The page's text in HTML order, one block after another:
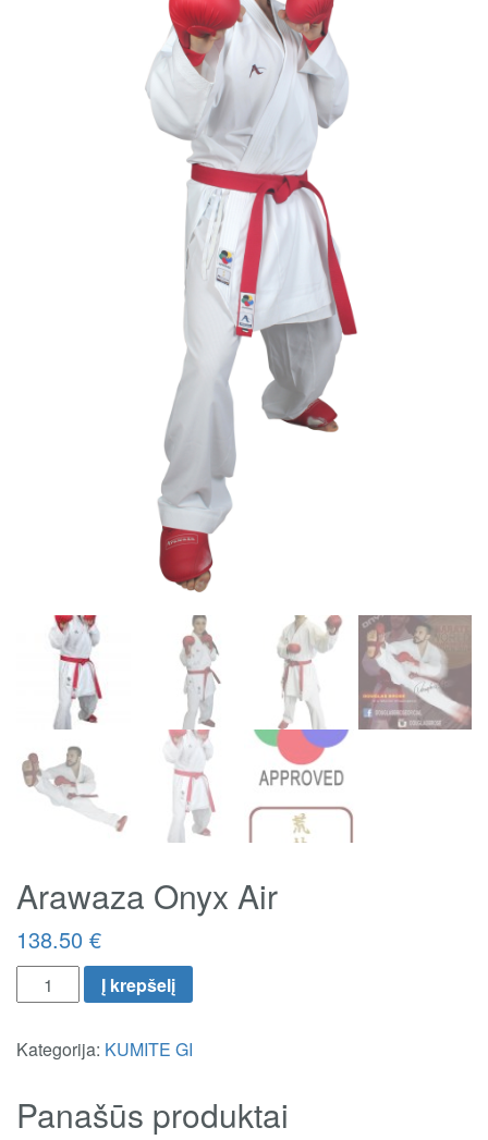
Arawaza Onyx Air
138.50 €
Į krepšelį
Kategorija: KUMITE GI
Panašūs produktai